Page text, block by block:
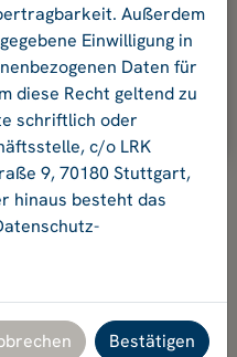
Ok
Württemberg
Tel. +49 711 120933-63,
Außerdem
Einwilligung in
Daten für
diese Recht geltend zu
schriftlich oder
c/o LRK
9, 70180 Stuttgart,
hinaus besteht das
Bestätigen